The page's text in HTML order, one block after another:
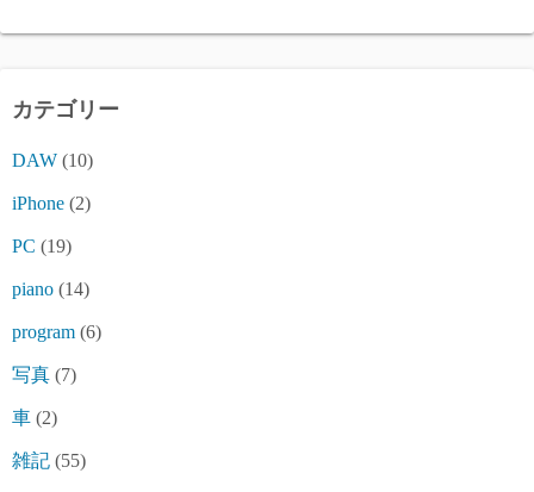
カテゴリー
DAW (10)
iPhone (2)
PC (19)
piano (14)
program (6)
写真 (7)
車 (2)
雑記 (55)